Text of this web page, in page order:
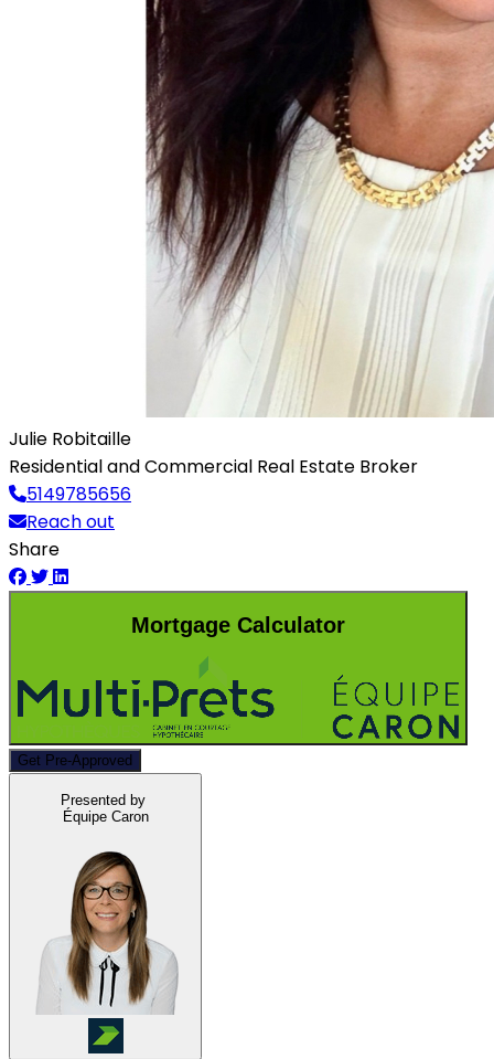
Julie Robitaille
Residential and Commercial Real Estate Broker
5149785656
Reach out
Share
Mortgage Calculator
Get Pre-Approved
Presented by
Équipe Caron